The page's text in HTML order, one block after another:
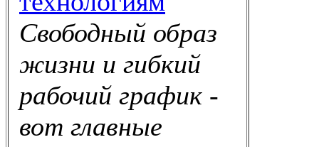
Свободный образ
жизни и гибкий
рабочий график -
вот главные